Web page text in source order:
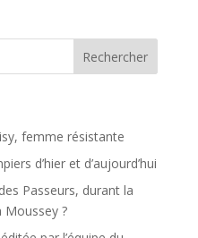
femme résistante
d’hier et d’aujourd’hui
Passeurs, durant la
Moussey ?